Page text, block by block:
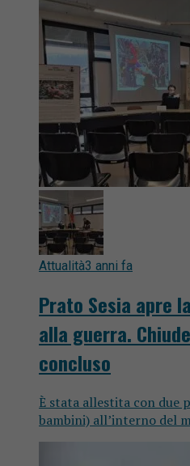
Attualità3 anni fa
Prato Sesia apre
alla guerra.
concluso
È stata allestita con due
bambini) all’interno del